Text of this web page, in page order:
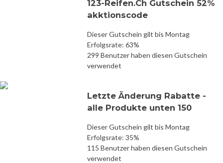
123-Reifen.Ch Gutschein 52%
akktionscode
Dieser Gutschein gilt bis Montag
Erfolgsrate: 63%
299 Benutzer haben diesen Gutschein
verwendet
Letzte Änderung Rabatte -
alle Produkte unten 150
Dieser Gutschein gilt bis Montag
Erfolgsrate: 35%
115 Benutzer haben diesen Gutschein
verwendet